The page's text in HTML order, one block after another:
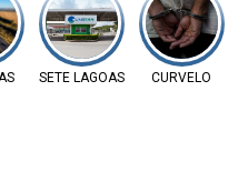
SETE LAGOAS CURVELO